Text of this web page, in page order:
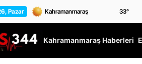
Pazar 33°
Kahramanmaraş Haberleri